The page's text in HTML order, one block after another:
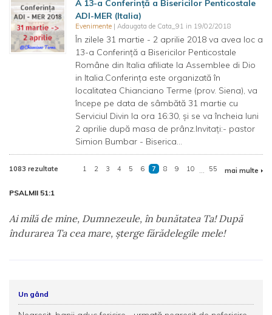
A 13-a Conferință a Bisericilor Penticostale
ADI-MER (Italia)
Evenimente | Adaugata de Cata_91 in 19/02/2018
În zilele 31 martie - 2 aprilie 2018 va avea loc a
13-a Conferință a Bisericilor Penticostale
Române din Italia afiliate la Assemblee di Dio
in Italia.Conferința este organizată în
localitatea Chianciano Terme (prov. Siena), va
începe pe data de sâmbătă 31 martie cu
Serviciul Divin la ora 16:30, și se va încheia luni
2 aprilie după masa de prânz.Invitați:- pastor
Simion Bumbar - Biserica...
1083 rezultate 1 2 3 4 5 6 7 8 9 10 ... 55 mai multe
PSALMII 51:1
Ai milă de mine, Dumnezeule, în bunătatea Ta! După
îndurarea Ta cea mare, şterge fărădelegile mele!
Un gând